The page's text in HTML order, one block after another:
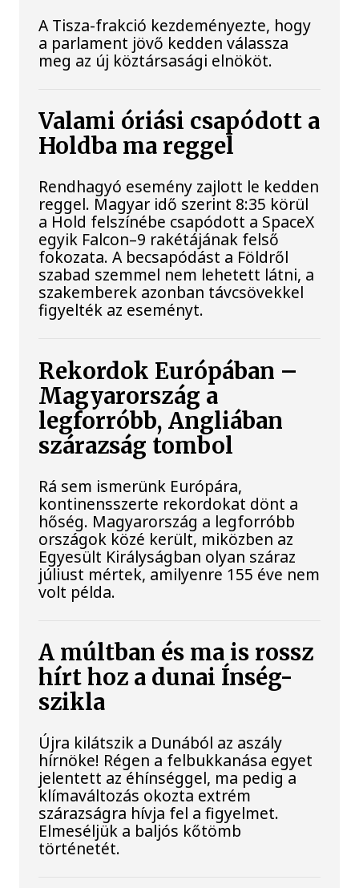
A Tisza-frakció kezdeményezte, hogy
a parlament jövő kedden válassza
meg az új köztársasági elnököt.
Valami óriási csapódott a
Holdba ma reggel
Rendhagyó esemény zajlott le kedden
reggel. Magyar idő szerint 8:35 körül
a Hold felszínébe csapódott a SpaceX
egyik Falcon–9 rakétájának felső
fokozata. A becsapódást a Földről
szabad szemmel nem lehetett látni, a
szakemberek azonban távcsövekkel
figyelték az eseményt.
Rekordok Európában –
Magyarország a
legforróbb, Angliában
szárazság tombol
Rá sem ismerünk Európára,
kontinensszerte rekordokat dönt a
hőség. Magyarország a legforróbb
országok közé került, miközben az
Egyesült Királyságban olyan száraz
júliust mértek, amilyenre 155 éve nem
volt példa.
A múltban és ma is rossz
hírt hoz a dunai Ínség-
szikla
Újra kilátszik a Dunából az aszály
hírnöke! Régen a felbukkanása egyet
jelentett az éhínséggel, ma pedig a
klímaváltozás okozta extrém
szárazságra hívja fel a figyelmet.
Elmeséljük a baljós kőtömb
történetét.